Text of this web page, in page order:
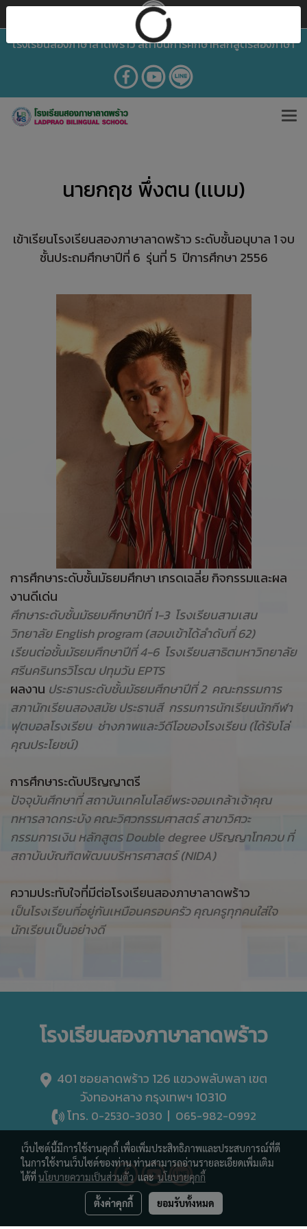
โรงเรียนสองภาษาลาดพร้าว สถาบันการศึกษาหลักสูตรสองภาษา
นายกฤช พึ่งตน (เเบม)
เข้าเรียนโรงเรียนสองภาษาลาดพร้าว ระดับชั้นอนุบาล 1 จบ
ชั้นประถมศึกษาปีที่ 6 รุ่นที่ 5 ปีการศึกษา 2556
การศึกษาระดับชั้นมัธยมศึกษา เกรดเฉลี่ย กิจกรรมและผล
งานดีเด่น
ศึกษาระดับชั้นมัธยมศึกษาปีที่ 1-3 โรงเรียนสามเสน
วิทยาลัย English program (สอบเข้าได้ลำดับที่ 62)
เรียนต่อชั้นมัธยมศึกษาปีที่ 4-6 โรงเรียนสาธิตมหาวิทยาลัย
ศรีนครินทรวิโรฒ ปทุมวัน EPTS
ผลงาน ประธานระดับชั้นมัธยมศึกษาปีที่ 2 คณะกรรมการ
สภานักเรียนสองสมัย ประธานสี กรรมการนักเรียนนักกีฬา
ฟุตบอลโรงเรียน ช่างภาพและวีดีโอของโรงเรียน (ได้รับโล่
คุณประโยชน์)
การศึกษาระดับปริญญาตรี
ปัจจุบันศึกษาที่ สถาบันเทคโนโลยีพระจอมเกล้าเจ้าคุณ
ทหารลาดกระบัง คณะวิศวกรรมศาสตร์ สาขาวิศวะ
กรรมการเงิน หลักสูตร Double degree ปริญญาโทควบ ที่
สถาบันบัณฑิตพัฒนบริหารศาสตร์ (NIDA)
ความประทับใจที่มีต่อโรงเรียนสองภาษาลาดพร้าว
เป็นโรงเรียนที่อยู่กันเหมือนครอบครัว คุณครูทุกคนใส่ใจ
นักเรียนเป็นอย่างดี
โรงเรียนสองภาษาลาดพร้าว
401 ซอยลาดพร้าว 126 แขวงพลับพลา เขต
วังทองหลาง กรุงเทพฯ 10310
โทร. 0-2530-3030 | 065-982-0992
เว็บไซต์นี้มีการใช้งานคุกกี้ เพื่อเพิ่มประสิทธิภาพและประสบการณ์ที่ดี
ในการใช้งานเว็บไซต์ของท่าน ท่านสามารถอ่านรายละเอียดเพิ่มเติม
ได้ที่ นโยบายความเป็นส่วนตัว และ นโยบายคุกกี้
ตั้งค่าคุกกี้ ยอมรับทั้งหมด